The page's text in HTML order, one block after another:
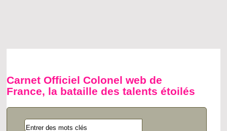
Carnet Officiel Colonel web de
France, la bataille des talents étoilés